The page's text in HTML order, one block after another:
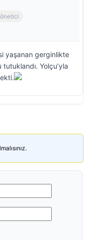
yaşanan gerginlikte
tutuklandı. Yolçu’yla